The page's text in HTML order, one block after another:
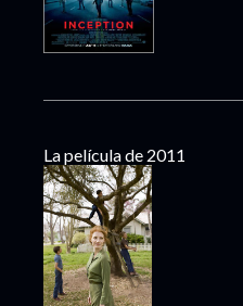
La película de 2011